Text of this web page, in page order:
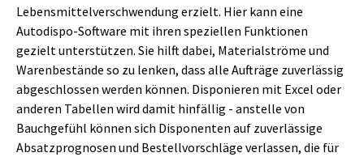
Lebensmittelverschwendung erzielt. Hier kann eine
Autodispo-Software mit ihren speziellen Funktionen
gezielt unterstützen. Sie hilft dabei, Materialströme und
Warenbestände so zu lenken, dass alle Aufträge zuverlässig
abgeschlossen werden können. Disponieren mit Excel oder
anderen Tabellen wird damit hinfällig - anstelle von
Bauchgefühl können sich Disponenten auf zuverlässige
Absatzprognosen und Bestellvorschläge verlassen, die für